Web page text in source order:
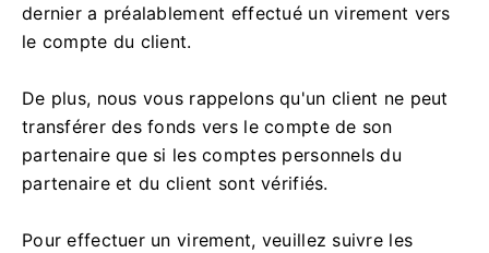
dernier a préalablement effectué un virement vers
le compte du client.
De plus, nous vous rappelons qu'un client ne peut
transférer des fonds vers le compte de son
partenaire que si les comptes personnels du
partenaire et du client sont vérifiés.
Pour effectuer un virement, veuillez suivre les